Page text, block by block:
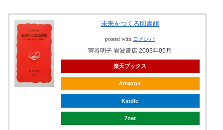
未来をつくる図書館
posted with ヨメレバ
菅谷明子 岩波書店 2003年05月
楽天ブックス
Amazon
Kindle
7net